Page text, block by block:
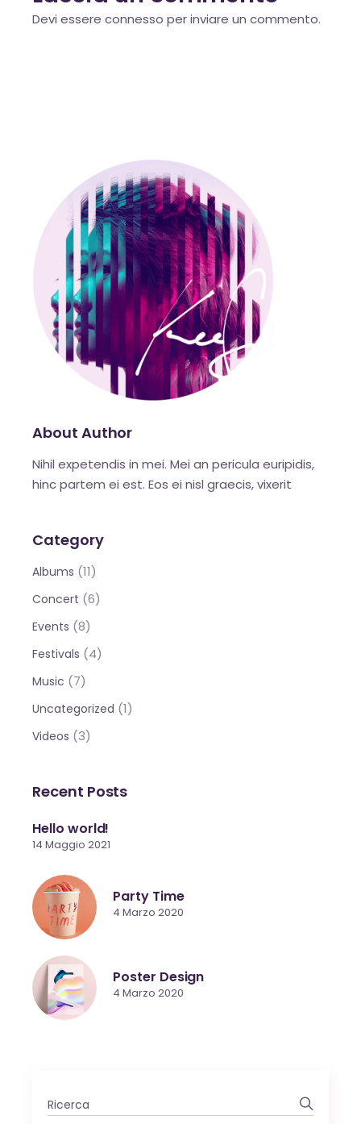
Devi essereconnesso per inviare un commento.
About Author
Nihil expetendis in mei. Mei an pericula euripidis,
hinc partem ei est. Eos ei nisl graecis, vixerit
Category
Albums (11)
Concert (6)
Events (8)
Festivals (4)
Music (7)
Uncategorized (1)
Videos (3)
Recent Posts
Hello world!
14 Maggio 2021
Party Time
4 Marzo 2020
Poster Design
4 Marzo 2020